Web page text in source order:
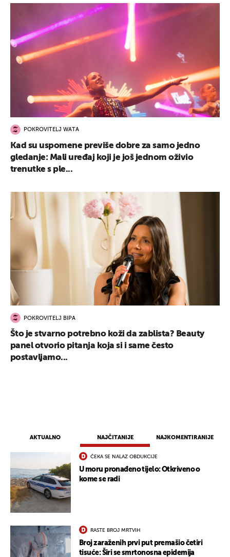
AKTUALNO NAJČITANIJE NAJKOMENTIRANIJE
ČEKA SE NALAZ OBDUKCIJE
U moru pronađeno tijelo: Otkriveno o
kome se radi
RASTE BROJ MRTVIH
Broj zaraženih prvi put premašio četiri
tisuće: Širi se smrtonosna epidemija
POKROVITELJ WATA
Kad su uspomene previše dobre za samo jedno
gledanje: Mali uređaj koji je još jednom oživio
trenutke s ple...
POKROVITELJ BIPA
Što je stvarno potrebno koži da zablista? Beauty
panel otvorio pitanja koja si i same često
postavljamo...